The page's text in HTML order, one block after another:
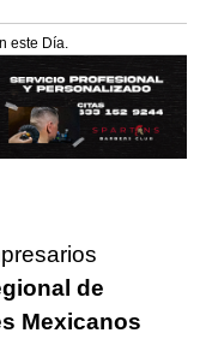
este Día.
de
Mexicanos